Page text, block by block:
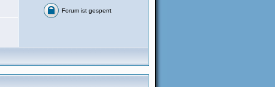
Forum ist gesperrt